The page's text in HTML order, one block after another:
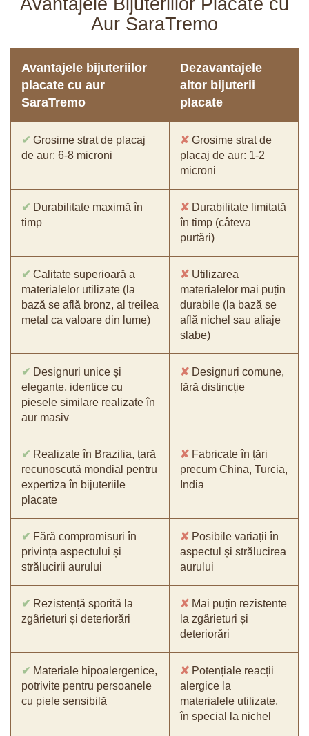
Avantajele Bijuteriilor Placate cu
Aur SaraTremo
Avantajele bijuteriilor
placate cu aur
SaraTremo
Dezavantajele
altor bijuterii
placate
✔ Grosime strat de placaj
de aur: 6-8 microni
✘ Grosime strat de
placaj de aur: 1-2
microni
✔ Durabilitate maximă în
timp
✘ Durabilitate limitată
în timp (câteva
purtări)
✔ Calitate superioară a
materialelor utilizate (la
bază se află bronz, al treilea
metal ca valoare din lume)
✘ Utilizarea
materialelor mai puțin
durabile (la bază se
află nichel sau aliaje
slabe)
✔ Designuri unice și
elegante, identice cu
piesele similare realizate în
aur masiv
✘ Designuri comune,
fără distincție
✔ Realizate în Brazilia, țară
recunoscută mondial pentru
expertiza în bijuteriile
placate
✘ Fabricate în țări
precum China, Turcia,
India
✔ Fără compromisuri în
privința aspectului și
strălucirii aurului
✘ Posibile variații în
aspectul și strălucirea
aurului
✔ Rezistență sporită la
zgârieturi și deteriorări
✘ Mai puțin rezistente
la zgârieturi și
deteriorări
✔ Materiale hipoalergenice,
potrivite pentru persoanele
cu piele sensibilă
✘ Potențiale reacții
alergice la
materialele utilizate,
în special la nichel